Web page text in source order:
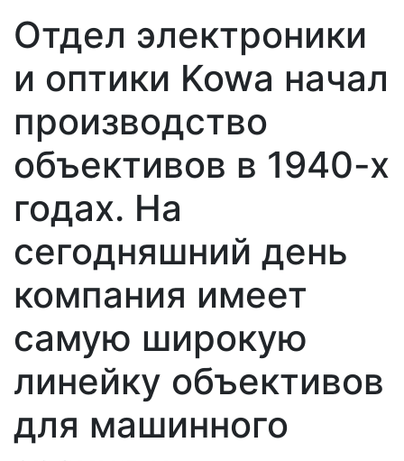
Отдел электроники
и оптики Kowa начал
производство
объективов в 1940-х
годах. На
сегодняшний день
компания имеет
самую широкую
линейку объективов
для машинного